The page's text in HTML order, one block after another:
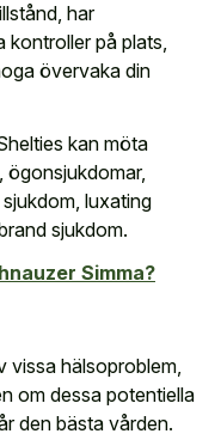
har
kontroller på plats,
övervaka din
kan möta
ögonsjukdomar,
luxating
sjukdom.
Simma?
vissa hälsoproblem,
om dessa potentiella
den bästa vården.